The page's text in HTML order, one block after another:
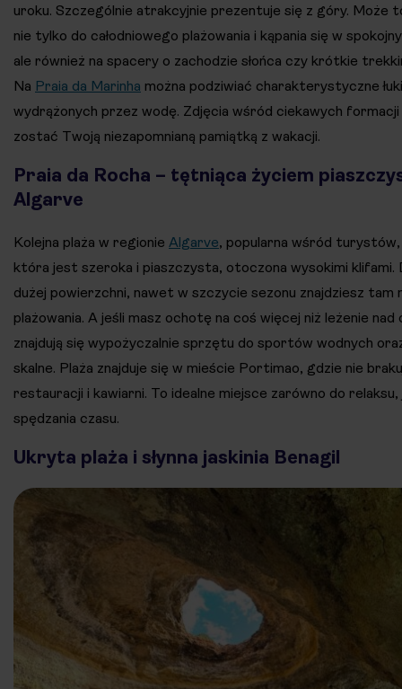
uroku. Szczególnie atrakcyjnie prezentuje się z góry. Może
nie tylko do całodniowego plażowania i kąpania się w
ale również na spacery o zachodzie słońca czy krótkie
Na Praia da Marinha można podziwiać charakterystyczne łuki
wydrążonych przez wodę. Zdjęcia wśród ciekawych formacji
zostać Twoją niezapomnianą pamiątką z wakacji.
Praia da Rocha – tętniąca życiem
Algarve
Kolejna plaża w regionie Algarve, popularna wśród
która jest szeroka i piaszczysta, otoczona wysokimi klifami.
dużej powierzchni, nawet w szczycie sezonu znajdziesz tam
plażowania. A jeśli masz ochotę na coś więcej niż leżenie nad
znajdują się wypożyczalnie sprzętu do sportów wodnych
skalne. Plaża znajduje się w mieście Portimao, gdzie nie
restauracji i kawiarni. To idealne miejsce zarówno do
spędzania czasu.
Ukryta plaża i słynna jaskinia Benagil